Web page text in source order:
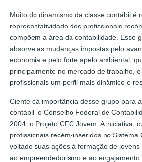
Muito do dinamismo da classe contábil é
representatividade dos profissionais
compõem a área da contabilidade. Esse
absorve as mudanças impostas pelo
economia e pelo forte apelo ambiental,
principalmente no mercado de trabalho,
profissionais um perfil mais dinâmico e
Ciente da importância desse grupo para
contábil, o Conselho Federal de
2004, o Projeto CFC Jovem. A iniciativa,
profissionais recém-inseridos no Sistema
voltado suas ações à formação de
ao empreendedorismo e ao engajamento